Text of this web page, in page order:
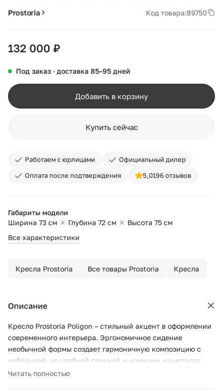
Prostoria Код товара:89750
132 000 ₽
Под заказ · доставка 85–95 дней
Добавить в корзину
Купить сейчас
Работаем с юрлицами
Официальный дилер
Оплата после подтверждения
5,0196 отзывов
Габариты модели
Ширина 73 см
Глубина 72 см
Высота 75 см
Все характеристики
Кресла Prostoria Все товары Prostoria Кресла
Описание
Кресло Prostoria Poligon – стильный акцент в оформлении
современного интерьера. Эргономичное сидение
необычной формы создает гармоничную композицию с
небольшой, но удобной спинкой и ножками из металла.
Такая мебель станет украшением гостиной, рабочего
Читать полностью